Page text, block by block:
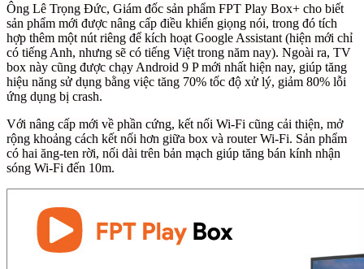
Ông Lê Trọng Đức, Giám đốc sản phẩm FPT Play Box+ cho biết
sản phẩm mới được nâng cấp điều khiển giọng nói, trong đó tích
hợp thêm một nút riêng để kích hoạt Google Assistant (hiện mới chỉ
có tiếng Anh, nhưng sẽ có tiếng Việt trong năm nay). Ngoài ra, TV
box này cũng được chạy Android 9 P mới nhất hiện nay, giúp tăng
hiệu năng sử dụng bằng việc tăng 70% tốc độ xử lý, giảm 80% lỗi
ứng dụng bị crash.
Với nâng cấp mới về phần cứng, kết nối Wi-Fi cũng cải thiện, mở
rộng khoảng cách kết nối hơn giữa box và router Wi-Fi. Sản phẩm
có hai ăng-ten rời, nối dài trên bản mạch giúp tăng bán kính nhận
sóng Wi-Fi đến 10m.